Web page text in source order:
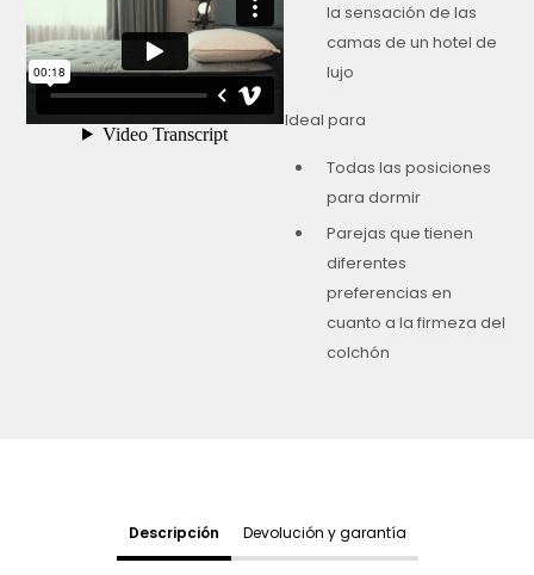
la sensación de las
camas de un hotel de
lujo
Ideal para
Todas las posiciones
para dormir
Parejas que tienen
diferentes
preferencias en
cuanto a la firmeza del
colchón
Descripción Devolución y garantía